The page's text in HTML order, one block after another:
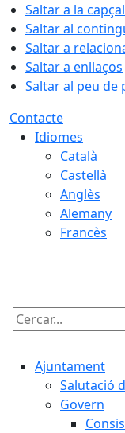
Saltar a la
Saltar al
Saltar a
Saltar a enllaços
Saltar al peu de
Contacte
Idiomes
Català
Castellà
Anglès
Alemany
Francès
Cercar:
Ajuntament
Salutació
Govern